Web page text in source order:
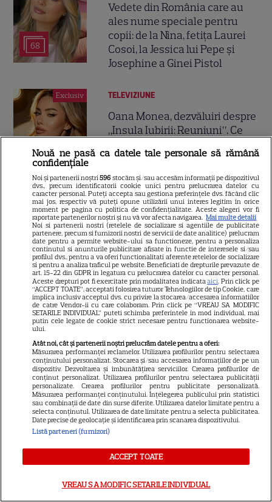
68
Vedete din România care au
ales nume speciale pentru
copii: de la Nina, fetița Laurei
Cosoi, la Jessica lui Pepe și
Josephine a Ginei Pistol
Exclusiv
16
TELEVIZIUNE
Oana Monea, dezvăluiri despre
„Insula Iubirii: Reuniuni”. Ce
concurenți: „Anumite lucruri
au rămas nerezolvate”
EXCLUSIV
11
VEDETE ROMÂNEŞTI
Chef Orlando Zaharia și soția
lui, Mădălina, au împlinit 22 de
ani de căsnicie. Cum arătau în
ziua nunții și povestea lor de
iubire
29
VEDETE ROMÂNEŞTI
Cine este Cosmin Curticăpean,
soțul Laurei Cosoi. Afaceri,
vârstă și povestea de iubire
care durează de peste 10 ani
VEDETE STRĂINE
O mai ții minte pe mama lui
Stifler din „American Pie”?
dezvăluie greșeala pe care o
Nouă ne pasă ca datele tale personale să rămână
confidențiale
Noi și partenerii noștri596 stocăm și/sau accesăm informații pe dispozitivul
dvs., precum identificatorii cookie unici pentru prelucrarea datelor cu
caracter personal. Puteți accepta sau gestiona preferințele dvs. făcând clic
mai jos, respectiv vă puteți opune utilizării unui interes legitim în orice
moment pe pagina cu politica de confidențialitate. Aceste alegeri vor fi
raportate partenerilor noștri și nu vă vor afecta navigarea. Mai multe detalii
Noi si partenerii nostri (retelele de socializare si agentiile de publicitate
partenere, precum si furnizorii nostri de servicii de date analitice) prelucram
date pentru a permite website-ului sa functioneze, pentru a personaliza
continutul si anunturile publicitare afisate in functie de interesele si/sau
profilul dvs., pentru a va oferi functionalitati aferente retelelor de socializare
si pentru a analiza traficul pe website. Beneficiati de drepturile prevazute de
art. 15-22 din GDPR in legatura cu prelucrarea datelor cu caracter personal.
Aceste drepturi pot fi exercitate prin modalitatea indicataaici. Prin click pe
“ACCEPT TOATE”, acceptati folosirea tuturor Tehnologiilor de tip Cookie, care
implica inclusiv acceptul dvs. cu privire la stocarea/accesarea informatiilor
de catre Vendor-ii cu care colaboram. Prin click pe “VREAU SA MODIFIC
SETARILE INDIVIDUAL” puteti schimba preferintele in mod individual, mai
putin cele legate de cookie strict necesare pentru functionarea website-
ului.
Atât noi, cât și partenerii noștri prelucrăm datele pentru a oferi:
Măsurarea performanței reclamelor. Utilizarea profilurilor pentru selectarea
conținutului personalizat. Stocarea și/sau accesarea informațiilor de pe un
dispozitiv. Dezvoltarea și îmbunătățirea serviciilor. Crearea profilurilor de
conținut personalizat. Utilizarea profilurilor pentru selectarea publicității
personalizate. Crearea profilurilor pentru publicitate personalizată.
Măsurarea performanței conținutului. Înțelegerea publicului prin statistici
sau combinații de date din surse diferite. Utilizarea datelor limitate pentru a
selecta conținutul. Utilizarea de date limitate pentru a selecta publicitatea.
Date precise de geolocație și identificarea prin scanarea dispozitivului.
Listă parteneri (furnizori)
ACCEPT TOATE
VREAU SA MODIFIC SETARILE INDIVIDUAL